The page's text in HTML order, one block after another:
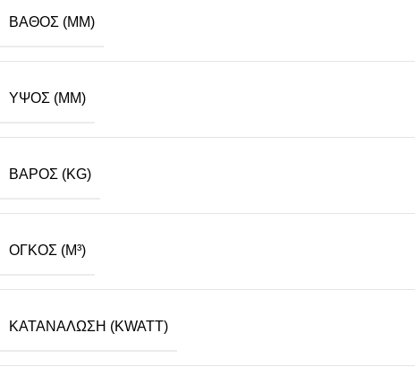
ΒΆΘΟΣ (MM)
ΥΨΟΣ (MM)
ΒΆΡΟΣ (KG)
ΌΓΚΟΣ (M³)
ΚΑΤΑΝΆΛΩΣΗ (KWATT)